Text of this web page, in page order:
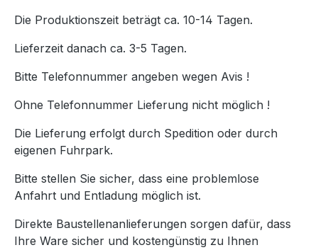
Die Produktionszeit beträgt ca. 10-14 Tagen.
Lieferzeit danach ca. 3-5 Tagen.
Bitte Telefonnummer angeben wegen Avis !
Ohne Telefonnummer Lieferung nicht möglich !
Die Lieferung erfolgt durch Spedition oder durch
eigenen Fuhrpark.
Bitte stellen Sie sicher, dass eine problemlose
Anfahrt und Entladung möglich ist.
Direkte Baustellenanlieferungen sorgen dafür, dass
Ihre Ware sicher und kostengünstig zu Ihnen